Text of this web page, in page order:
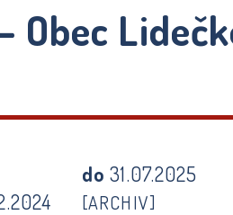
Obec
do31.07.2025
[ARCHIV]